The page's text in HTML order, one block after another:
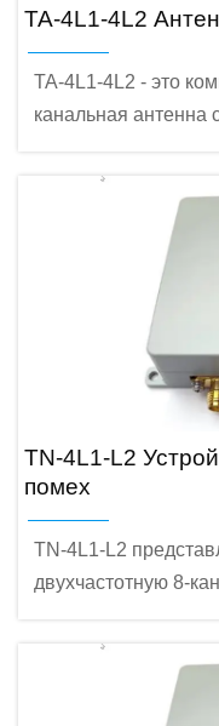
TA-4L1-4L2
TA-4L1-4L2 - это
канальная антенна
промышленного
прием сигналов
режимом и
широкополосных
устойчивостью к 3
TN-4L1-L2
помех
TN-4L1-L2
двухчастотную 8-
систему
предназначенную
промышленного
прием сигналов